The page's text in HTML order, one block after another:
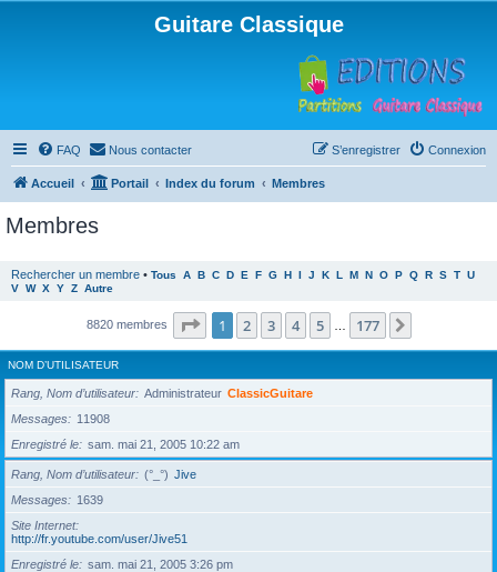
Guitare Classique
FAQ Nous contacter Connexion
S’enregistrer
Accueil Portail Index du forum Membres
Membres
Rechercher un membre • Tous A B C D E F G H I J K L M N O P Q R S T U
V W X Y Z Autre
8820 membres Page 1sur177
1 2 3 4 5 177
NOM D’UTILISATEUR
Rang, Nom d’utilisateur Administrateur ClassicGuitare
Messages
11908
Enregistré le
sam. mai 21, 2005 10:22 am
Rang, Nom d’utilisateur (°_°) Jive
Messages
1639
Site Internet
http://fr.youtube.com/user/Jive51
Enregistré le
sam. mai 21, 2005 3:26 pm